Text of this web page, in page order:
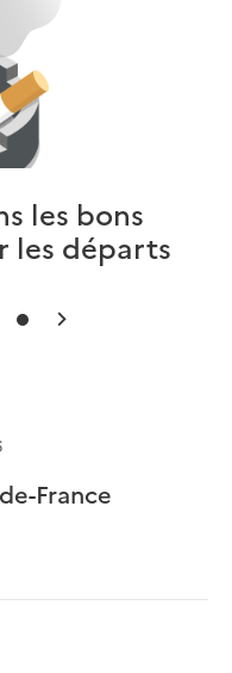
les bons
les départs
France